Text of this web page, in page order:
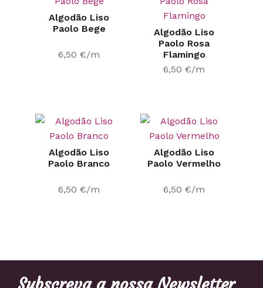
Algodão Liso
Paolo Bege
6,50 €/m
Algodão Liso
Paolo Rosa
Flamingo
6,50 €/m
Algodão Liso
Paolo Branco
6,50 €/m
Algodão Liso
Paolo Vermelho
6,50 €/m